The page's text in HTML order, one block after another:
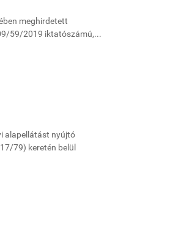
meghirdetett
59/2019 iktatószámú,...
alapellátást nyújtó
79) keretén belül